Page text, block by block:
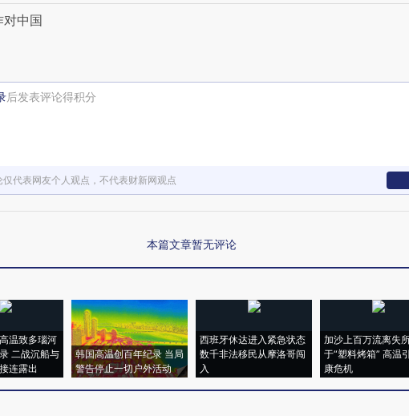
对中国
后发表评论得积分
仅代表网友个人观点，不代表财新网观点
本篇文章暂无评论
温致多瑙河
二战沉船与
连露出
韩国高温创百年纪录 当局
警告停止一切户外活动
西班牙休达进入紧急状态
数千非法移民从摩洛哥闯
入
加沙上百万流离失
于“塑料烤箱” 高温
康危机